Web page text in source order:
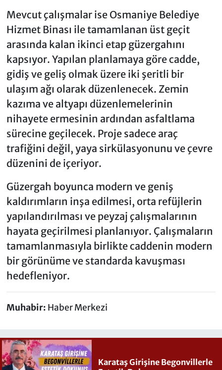
Mevcut çalışmalar ise Osmaniye Belediye
Hizmet Binası ile tamamlanan üst geçit
arasında kalan ikinci etap güzergahını
kapsıyor. Yapılan planlamaya göre cadde,
gidiş ve geliş olmak üzere iki şeritli bir
ulaşım ağı olarak düzenlenecek. Zemin
kazıma ve altyapı düzenlemelerinin
nihayete ermesinin ardından asfaltlama
sürecine geçilecek. Proje sadece araç
trafiğini değil, yaya sirkülasyonunu ve çevre
düzenini de içeriyor.
Güzergah boyunca modern ve geniş
kaldırımların inşa edilmesi, orta refüjlerin
yapılandırılması ve peyzaj çalışmalarının
hayata geçirilmesi planlanıyor. Çalışmaların
tamamlanmasıyla birlikte caddenin modern
bir görünüme ve standarda kavuşması
hedefleniyor.
Muhabir: Haber Merkezi
Karataş Girişine Begonvillerle